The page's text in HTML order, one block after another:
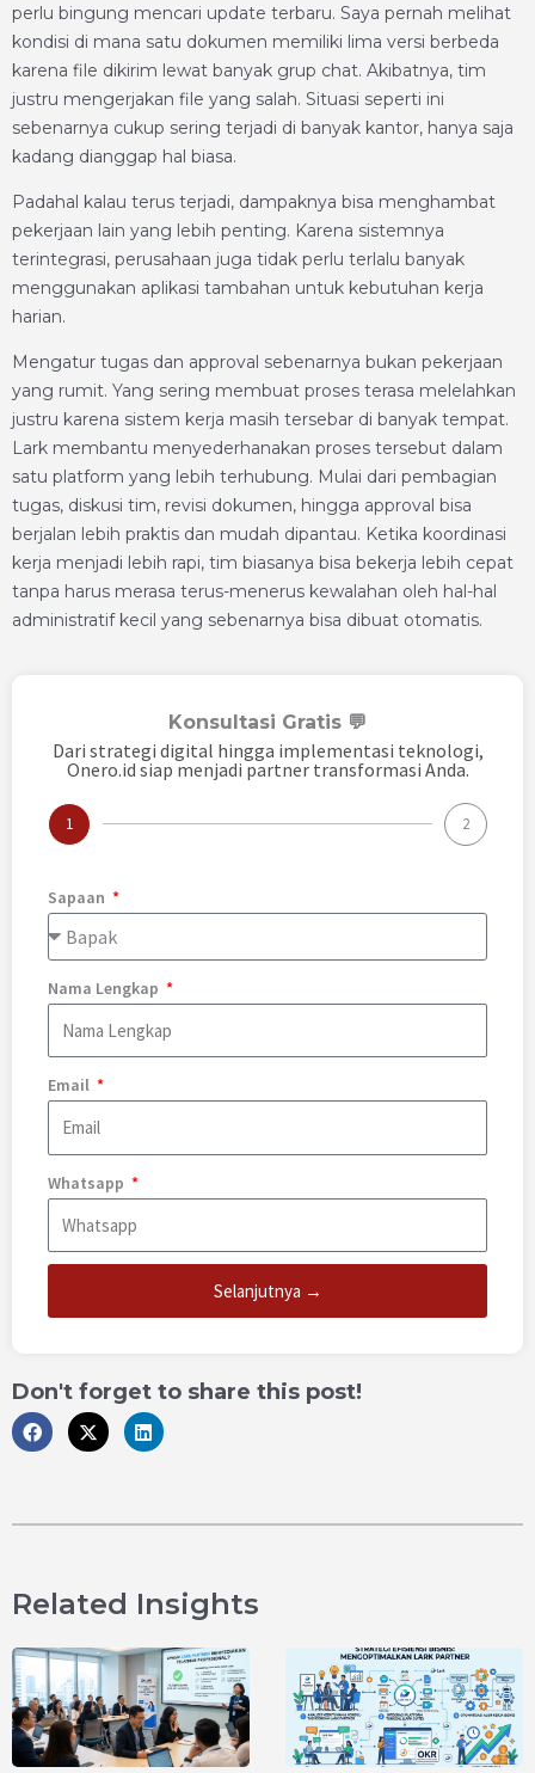
perlu bingung mencari update terbaru. Saya pernah melihat
kondisi di mana satu dokumen memiliki lima versi berbeda
karena file dikirim lewat banyak grup chat. Akibatnya, tim
justru mengerjakan file yang salah. Situasi seperti ini
sebenarnya cukup sering terjadi di banyak kantor, hanya saja
kadang dianggap hal biasa.
Padahal kalau terus terjadi, dampaknya bisa menghambat
pekerjaan lain yang lebih penting. Karena sistemnya
terintegrasi, perusahaan juga tidak perlu terlalu banyak
menggunakan aplikasi tambahan untuk kebutuhan kerja
harian.
Mengatur tugas dan approval sebenarnya bukan pekerjaan
yang rumit. Yang sering membuat proses terasa melelahkan
justru karena sistem kerja masih tersebar di banyak tempat.
Lark membantu menyederhanakan proses tersebut dalam
satu platform yang lebih terhubung. Mulai dari pembagian
tugas, diskusi tim, revisi dokumen, hingga approval bisa
berjalan lebih praktis dan mudah dipantau. Ketika koordinasi
kerja menjadi lebih rapi, tim biasanya bisa bekerja lebih cepat
tanpa harus merasa terus-menerus kewalahan oleh hal-hal
administratif kecil yang sebenarnya bisa dibuat otomatis.
Konsultasi Gratis 💬
Dari strategi digital hingga implementasi teknologi,
Onero.id siap menjadi partner transformasi Anda.
1 2
Sapaan
Nama Lengkap
Email
Whatsapp
Selanjutnya →
Don't forget to share this post!
Related Insights